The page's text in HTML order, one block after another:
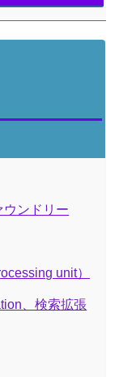
ンドリー
unit）
、検索拡張